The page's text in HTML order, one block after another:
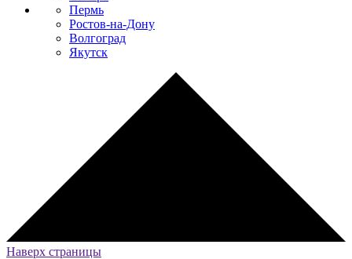
Пермь
Ростов-на-Дону
Волгоград
Якутск
Наверх страницы